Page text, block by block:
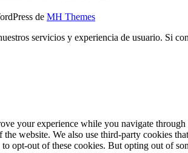
de MH Themes
servicios y experiencia de usuario. Si
your experience while you navigate
website. We also use third-party cookies
opt-out of these cookies. But opting out of